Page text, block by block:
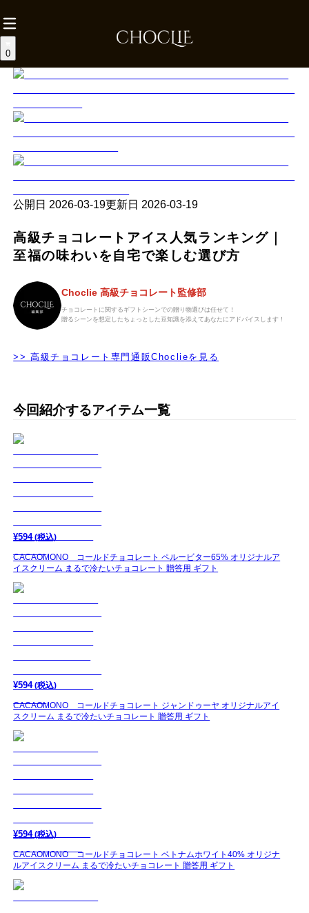
0
公開日 2026-03-19更新日 2026-03-19
高級チョコレートアイス人気ランキング｜
至福の味わいを自宅で楽しむ選び方
Choclie 高級チョコレート監修部
チョコレートに関するギフトシーンでの贈り物選びは任せて！
贈るシーンを想定したちょっとした豆知識を添えてあなたにアドバイスします！
>> 高級チョコレート専門通販Choclieを見る
今回紹介するアイテム一覧
¥594(税込)
CACAOMONO コールドチョコレート ペルービター65% オリジナルア
イスクリーム まるで冷たいチョコレート 贈答用 ギフト
¥594(税込)
CACAOMONO コールドチョコレート ジャンドゥーヤ オリジナルアイ
スクリーム まるで冷たいチョコレート 贈答用 ギフト
¥594(税込)
CACAOMONO コールドチョコレート ベトナムホワイト40% オリジナ
ルアイスクリーム まるで冷たいチョコレート 贈答用 ギフト